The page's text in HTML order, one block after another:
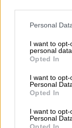
Please note that
not limited to
grant or deny
use your data for
consent section.
Personal
I want to
personal data.
Opted In
I want to
Personal
Opted In
I want to
Personal
Opted In
an active
the
the
drowned
satellites
—